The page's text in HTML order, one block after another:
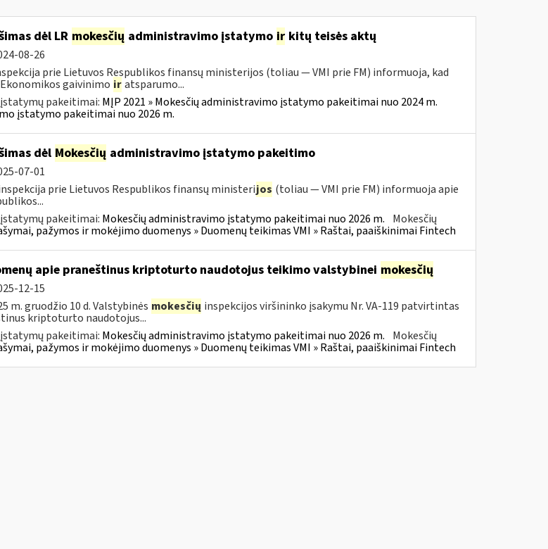
dėl LR mokesčių administravimo įstatymo irkitų teisės aktų
08-26
prie Lietuvos Respublikos finansų ministerijos (toliau — VMI prie FM) informuoja, kad
gaivinimo ir atsparumo...
pakeitimai: MĮP 2021 » Mokesčių administravimo įstatymo pakeitimai nuo 2024 m.
įstatymo pakeitimai nuo 2026 m.
dėl Mokesčių administravimo įstatymo pakeitimo
07-01
prie Lietuvos Respublikos finansų ministerijos (toliau — VMI prie FM) informuoja apie
pakeitimai: Mokesčių administravimo įstatymo pakeitimai nuo 2026 m. Mokesčių
pažymos ir mokėjimo duomenys » Duomenų teikimas VMI » Raštai, paaiškinimai Fintech
apie praneštinus kriptoturto naudotojus teikimo valstybinei mokesčių
12-15
m. gruodžio 10 d. Valstybinės mokesčių inspekcijos viršininko įsakymu Nr. VA-119 patvirtintas
kriptoturto naudotojus...
pakeitimai: Mokesčių administravimo įstatymo pakeitimai nuo 2026 m. Mokesčių
pažymos ir mokėjimo duomenys » Duomenų teikimas VMI » Raštai, paaiškinimai Fintech